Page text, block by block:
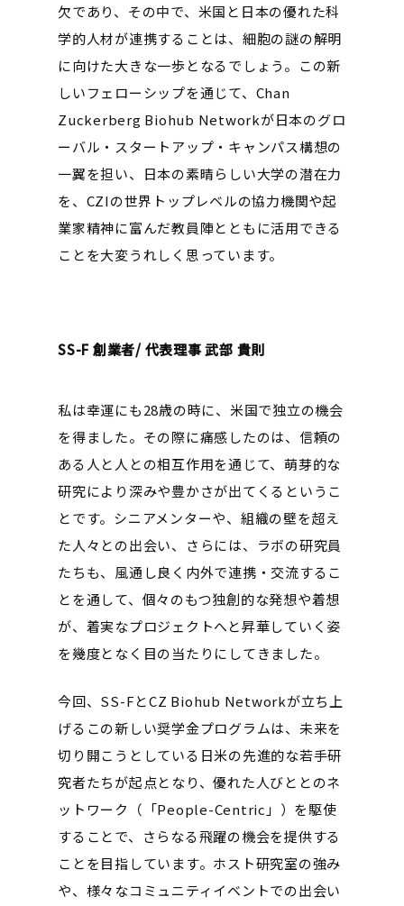
欠であり、その中で、米国と日本の優れた科
学的人材が連携することは、細胞の謎の解明
に向けた大きな一歩となるでしょう。この新
しいフェローシップを通じて、Chan
Zuckerberg Biohub Networkが日本のグロ
ーバル・スタートアップ・キャンパス構想の
一翼を担い、日本の素晴らしい大学の潜在力
を、CZIの世界トップレベルの協力機関や起
業家精神に富んだ教員陣とともに活用できる
ことを大変うれしく思っています。
SS-F 創業者/ 代表理事 武部 貴則
私は幸運にも28歳の時に、米国で独立の機会
を得ました。その際に痛感したのは、信頼の
ある人と人との相互作用を通じて、萌芽的な
研究により深みや豊かさが出てくるというこ
とです。シニアメンターや、組織の壁を超え
た人々との出会い、さらには、ラボの研究員
たちも、風通し良く内外で連携・交流するこ
とを通して、個々のもつ独創的な発想や着想
が、着実なプロジェクトへと昇華していく姿
を幾度となく目の当たりにしてきました。
今回、SS-FとCZ Biohub Networkが立ち上
げるこの新しい奨学金プログラムは、未来を
切り開こうとしている日米の先進的な若手研
究者たちが起点となり、優れた人びととのネ
ットワーク（「People-Centric」）を駆使
することで、さらなる飛躍の機会を提供する
ことを目指しています。ホスト研究室の強み
や、様々なコミュニティイベントでの出会い